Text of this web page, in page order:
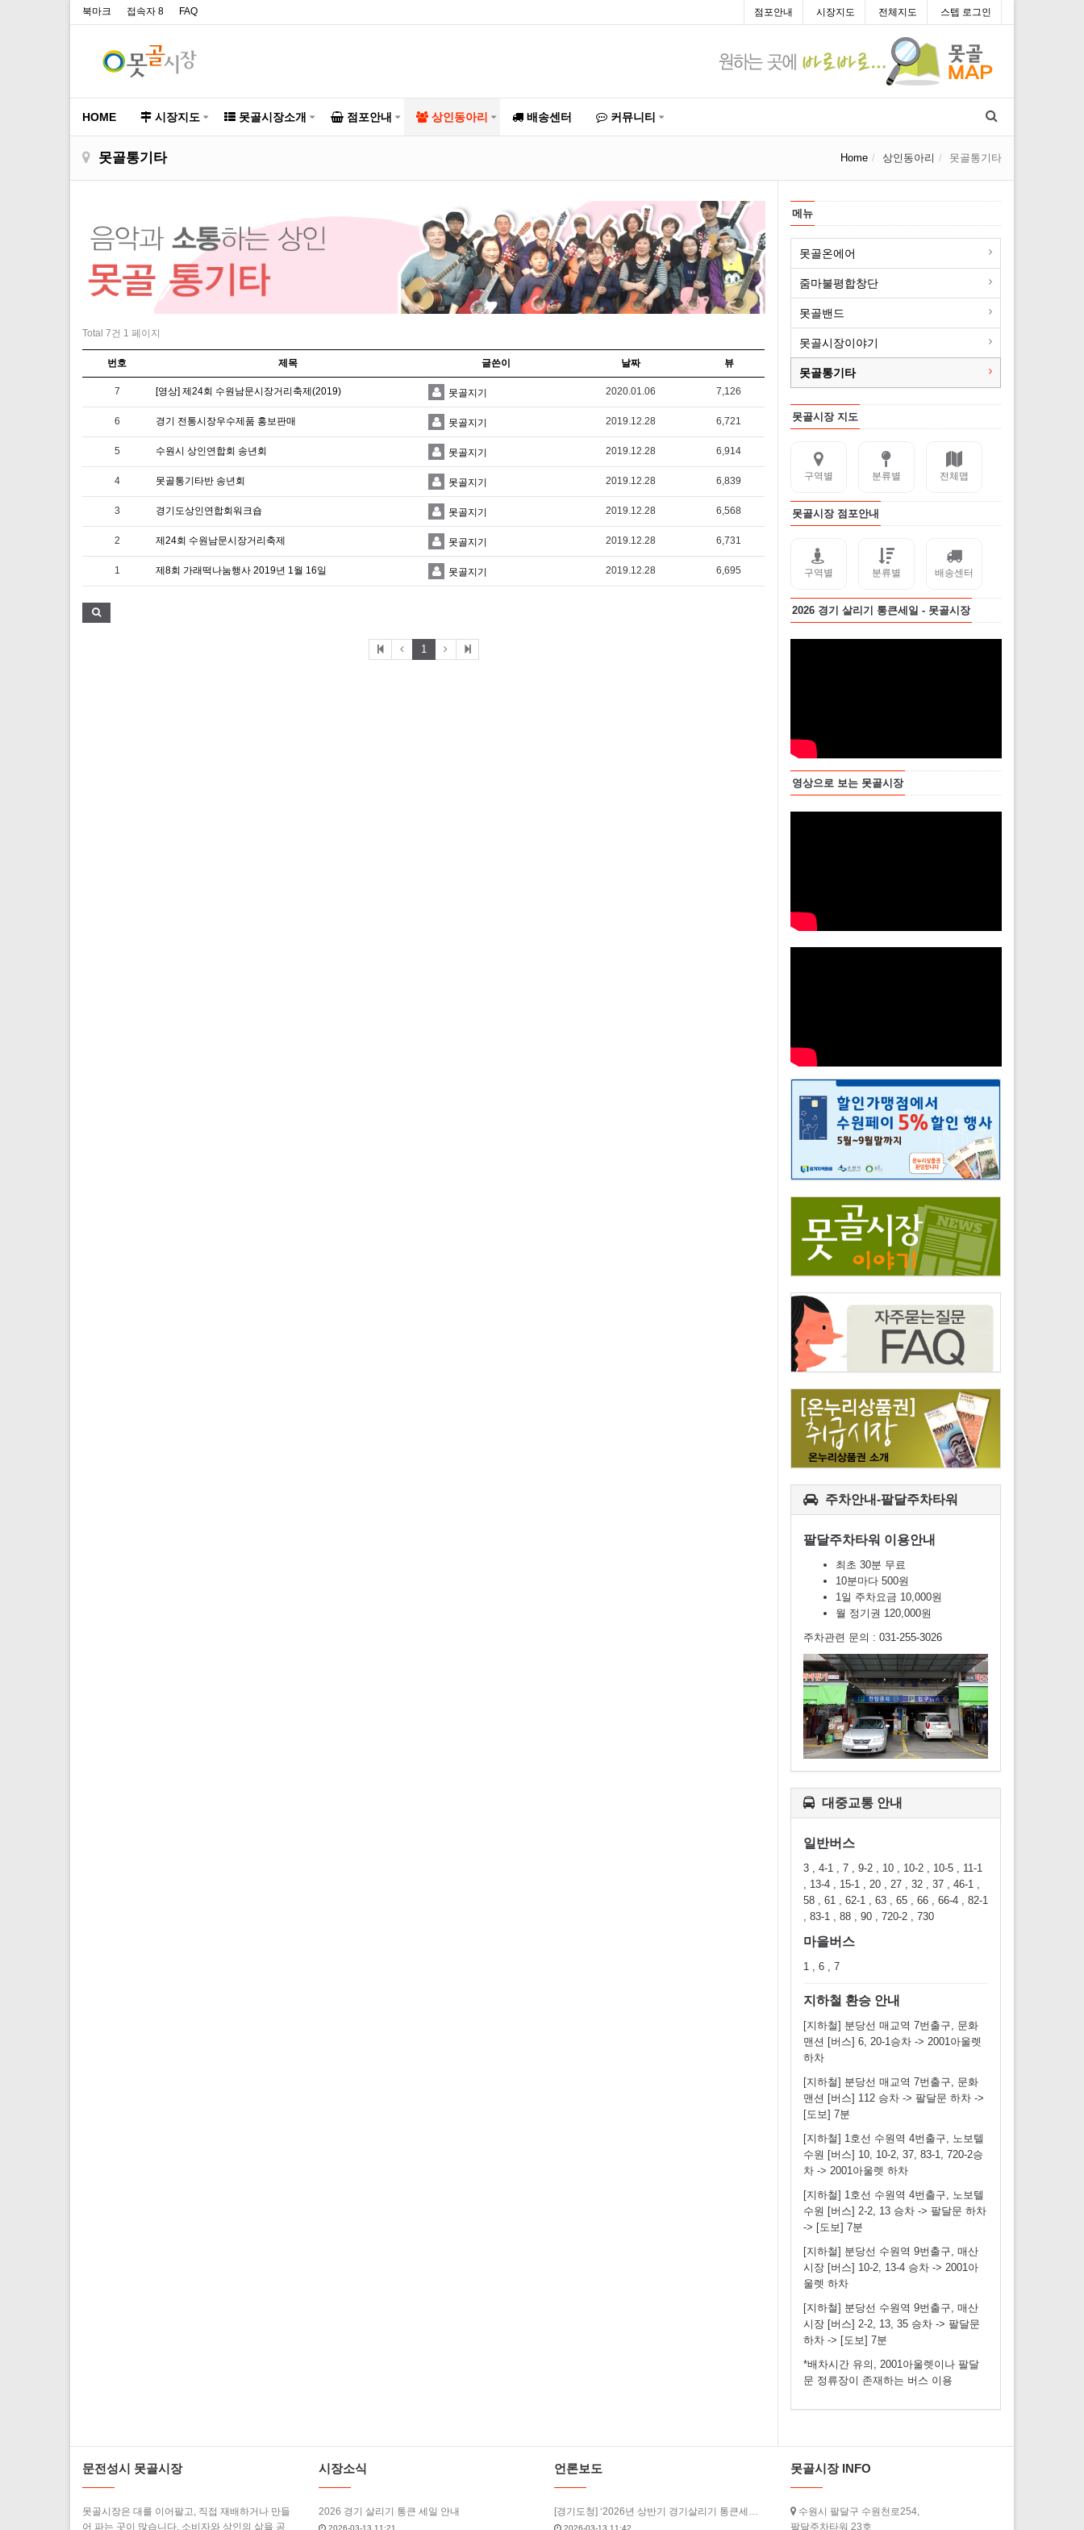
북마크 접속자 8 FAQ 점포안내 시장지도 전체지도 스텝 로그인
HOME 시장지도 못골시장소개 점포안내 상인동아리 배송센터 커뮤니티
못골통기타 Home 상인동아리 못골통기타
Total 7건 1 페이지
번호 제목 글쓴이 날짜 뷰
7 [영상] 제24회 수원남문시장거리축제(2019) 못골지기 2020.01.06 7,126
6 경기 전통시장우수제품 홍보판매 못골지기 2019.12.28 6,721
5 수원시 상인연합회 송년회 못골지기 2019.12.28 6,914
4 못골통기타반 송년회 못골지기 2019.12.28 6,839
3 경기도상인연합회워크숍 못골지기 2019.12.28 6,568
2 제24회 수원남문시장거리축제 못골지기 2019.12.28 6,731
1 제8회 가래떡나눔행사 2019년 1월 16일 못골지기 2019.12.28 6,695
1
메뉴
못골온에어
줌마불평합창단
못골밴드
못골시장이야기
못골통기타
못골시장 지도
구역별 분류별 전체맵
못골시장 점포안내
구역별 분류별 배송센터
2026 경기 살리기 통큰세일 - 못골시장
영상으로 보는 못골시장
주차안내-팔달주차타워
팔달주차타워 이용안내
최초 30분 무료
10분마다 500원
1일 주차요금 10,000원
월 정기권 120,000원
주차관련 문의 : 031-255-3026
대중교통 안내
일반버스
3 , 4-1 , 7 , 9-2 , 10 , 10-2 , 10-5 , 11-1
, 13-4 , 15-1 , 20 , 27 , 32 , 37 , 46-1 ,
58 , 61 , 62-1 , 63 , 65 , 66 , 66-4 , 82-1
, 83-1 , 88 , 90 , 720-2 , 730
마을버스
1 , 6 , 7
지하철 환승 안내
[지하철] 분당선 매교역 7번출구, 문화
맨션 [버스] 6, 20-1승차 -> 2001아울렛
하차
[지하철] 분당선 매교역 7번출구, 문화
맨션 [버스] 112 승차 -> 팔달문 하차 ->
[도보] 7분
[지하철] 1호선 수원역 4번출구, 노보텔
수원 [버스] 10, 10-2, 37, 83-1, 720-2승
차 -> 2001아울렛 하차
[지하철] 1호선 수원역 4번출구, 노보텔
수원 [버스] 2-2, 13 승차 -> 팔달문 하차
-> [도보] 7분
[지하철] 분당선 수원역 9번출구, 매산
시장 [버스] 10-2, 13-4 승차 -> 2001아
울렛 하차
[지하철] 분당선 수원역 9번출구, 매산
시장 [버스] 2-2, 13, 35 승차 -> 팔달문
하차 -> [도보] 7분
*배차시간 유의, 2001아울렛이나 팔달
문 정류장이 존재하는 버스 이용
문전성시 못골시장
못골시장은 대를 이어팔고, 직접 재배하거나 만들
어 파는 곳이 많습니다. 소비자와 상인의 삶을 공
시장소식
2026 경기 살리기 통큰 세일 안내
2026-03-13 11:21
언론보도
2026-03-13 11:42
못골시장 INFO
수원시 팔달구 수원천로254,
팔달주차타워 23호